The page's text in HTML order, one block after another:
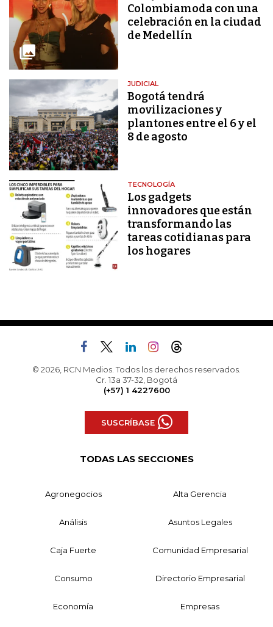
Colombiamoda con una
celebración en la ciudad
de Medellín
JUDICIAL
Bogotá tendrá
movilizaciones y
plantones entre el 6 y el
8 de agosto
TECNOLOGÍA
Los gadgets
innovadores que están
transformando las
tareas cotidianas para
los hogares
© 2026, RCN Medios. Todos los derechos reservados.
Cr. 13a 37-32, Bogotá
(+57) 1 4227600
SUSCRÍBASE
TODAS LAS SECCIONES
Agronegocios Alta Gerencia
Análisis Asuntos Legales
Caja Fuerte Comunidad Empresarial
Consumo Directorio Empresarial
Economía Empresas